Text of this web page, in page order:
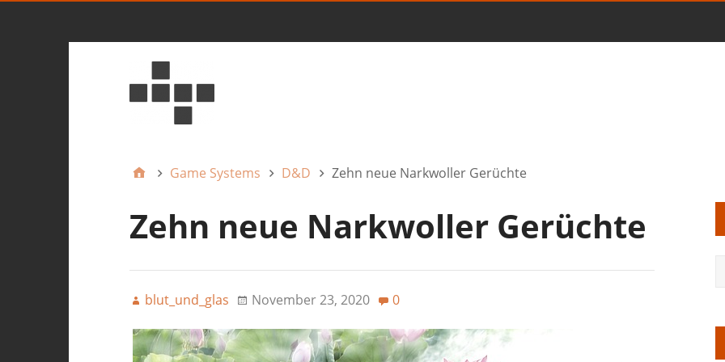
Game Systems D&D Zehn neue Narkwoller Gerüchte
Zehn neue Narkwoller Gerüchte
blut_und_glas November 23, 2020 0